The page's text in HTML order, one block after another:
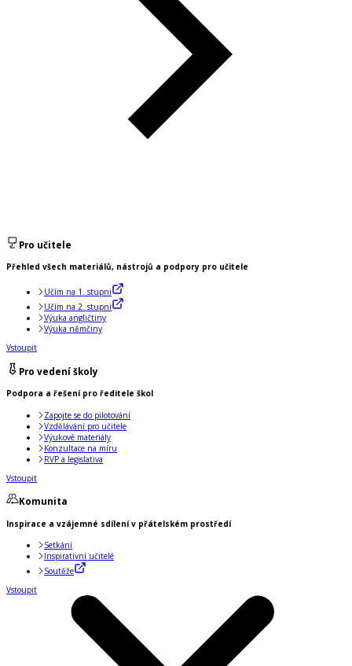
Pro učitele
Přehled všech materiálů, nástrojů a podpory pro učitele
Učím na 1. stupni
Učím na 2. stupni
Výuka angličtiny
Výuka němčiny
Vstoupit
Pro vedení školy
Podpora a řešení pro ředitele škol
Zapojte se do pilotování
Vzdělávání pro učitele
Výukové materiály
Konzultace na míru
RVP a legislativa
Vstoupit
Komunita
Inspirace a vzájemné sdílení v přátelském prostředí
Setkání
Inspirativní učitelé
Soutěže
Vstoupit